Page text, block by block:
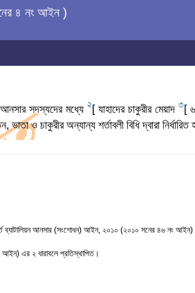
৪ নং আইন )
আনসার সদস্যদের মধ্যে2[ যাহাদের চাকুরীর মেয়াদ3[
ও চাকুরীর অন্যান্য শর্তাবলী বিধি দ্বারা নির্ধারিত
ব্যাটালিয়ন আনসার (সংশোধন) আইন, ২০১০ (২০১০ সনের ৪৬ নং
আইন) এর ২ ধারাবলে প্রতিস্থাপিত।